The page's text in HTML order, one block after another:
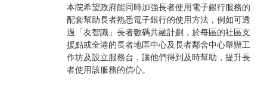
本院希望政府能同時加強長者使用電子銀行服務的
配套幫助長者熟悉電子銀行的使用方法，例如可透
過「友智識」長者數碼共融計劃，於每區的社區支
援點或全港的長者地區中心及長者鄰舍中心舉辦工
作坊及設立服務台，讓他們得到及時幫助，提升長
者使用該服務的信心。